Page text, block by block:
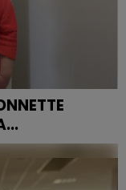
la maladie de
tiendra à